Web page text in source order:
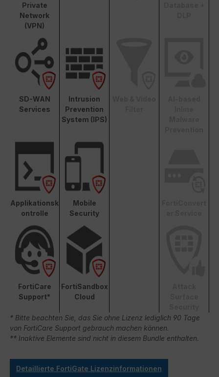
Private
Network
(VPN)
SD-WAN
Services
Intrusion
Prevention
System (IPS)
Applikationsk
ontrolle
Mobile
Security
FortiCare
Support*
FortiSandbox
Cloud
* Bitte beachten Sie, das Sie ohne Lizenz lediglich 90 Tage
von FortiCare Support gebrauch machen können.
** Inaktive Elemente sind nicht in diesem Bundle enthalten.
Detaillierte FortiGate Lizenzinformationen